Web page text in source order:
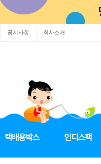
공지사항 회사소개